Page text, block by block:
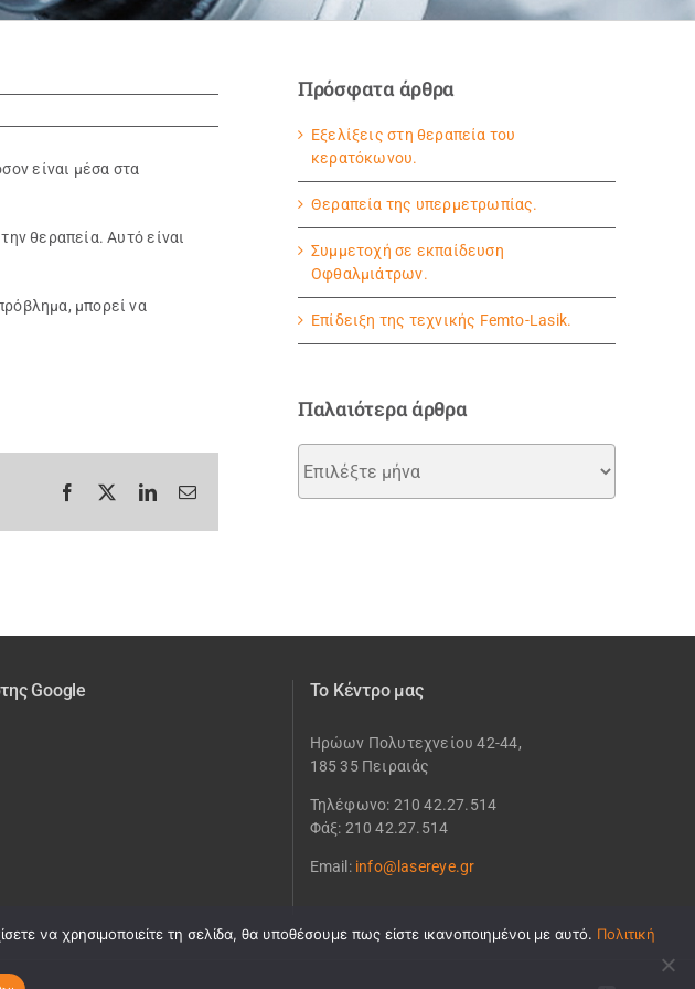
είναι μέσα στα
θεραπεία. Αυτό είναι
μπορεί να
Facebook LinkedInEmail
Πρόσφατα άρθρα
Εξελίξεις στη θεραπεία του
κερατόκωνου.
Θεραπεία της υπερμετρωπίας.
Συμμετοχή σε εκπαίδευση
Οφθαλμιάτρων.
Eπίδειξη της τεχνικής Femto-Lasik.
Παλαιότερα άρθρα
άρθρα
Google Το Κέντρο μας
Ηρώων Πολυτεχνείου 42-44,
185 35 Πειραιάς
Τηλέφωνο: 210 42.27.514
Φάξ: 210 42.27.514
Email: info@lasereye.gr
να χρησιμοποιείτε τη σελίδα, θα υποθέσουμε πως είστε ικανοποιημένοι με αυτό. Πολιτική